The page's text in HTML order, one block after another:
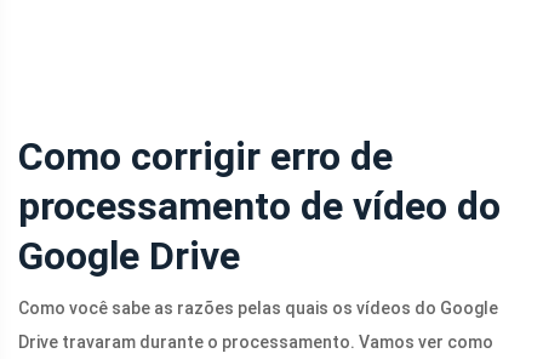
Como corrigir erro de
processamento de vídeo do
Google Drive
Como você sabe as razões pelas quais os vídeos do Google
Drive travaram durante o processamento. Vamos ver como